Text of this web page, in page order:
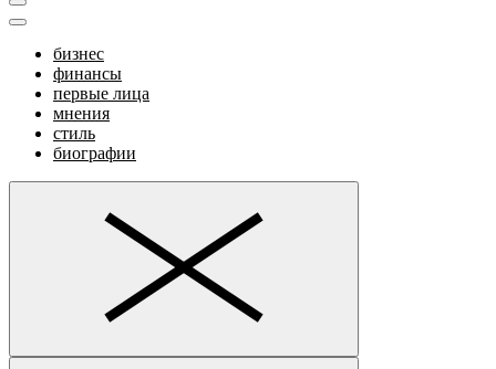
бизнес
финансы
первые лица
мнения
стиль
биографии